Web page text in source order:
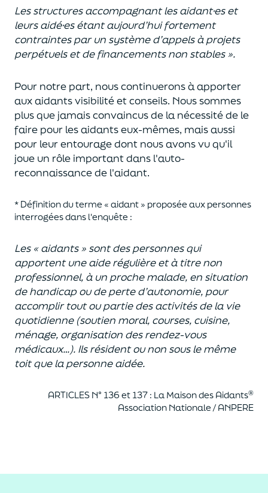
Les structures accompagnant les aidant·es et
leurs aidé·es étant aujourd’hui fortement
contraintes par un système d’appels à projets
perpétuels et de financements non stables ».
Pour notre part, nous continuerons à apporter
aux aidants visibilité et conseils. Nous sommes
plus que jamais convaincus de la nécessité de le
faire pour les aidants eux-mêmes, mais aussi
pour leur entourage dont nous avons vu qu'il
joue un rôle important dans l'auto-
reconnaissance de l'aidant.
* Définition du terme « aidant » proposée aux personnes
interrogées dans l'enquête :
Les « aidants » sont des personnes qui
apportent une aide régulière et à titre non
professionnel, à un proche malade, en situation
de handicap ou de perte d’autonomie, pour
accomplir tout ou partie des activités de la vie
quotidienne (soutien moral, courses, cuisine,
ménage, organisation des rendez-vous
médicaux…). Ils résident ou non sous le même
toit que la personne aidée.
ARTICLES N° 136 et 137 : La Maison des Aidants®
Association Nationale / ANPERE